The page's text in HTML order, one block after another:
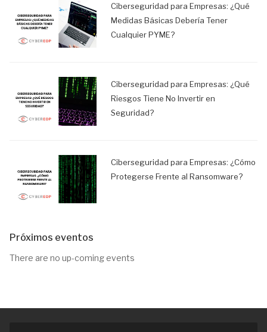
Ciberseguridad para Empresas: ¿Qué
Medidas Básicas Debería Tener
Cualquier PYME?
Ciberseguridad para Empresas: ¿Qué
Riesgos Tiene No Invertir en
Seguridad?
Ciberseguridad para Empresas: ¿Cómo
Protegerse Frente al Ransomware?
Próximos eventos
There are no up-coming events